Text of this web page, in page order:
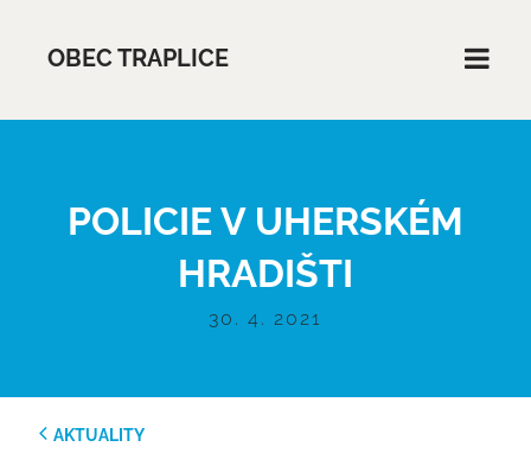
OBEC TRAPLICE
POLICIE V UHERSKÉM
HRADIŠTI
30. 4. 2021
AKTUALITY